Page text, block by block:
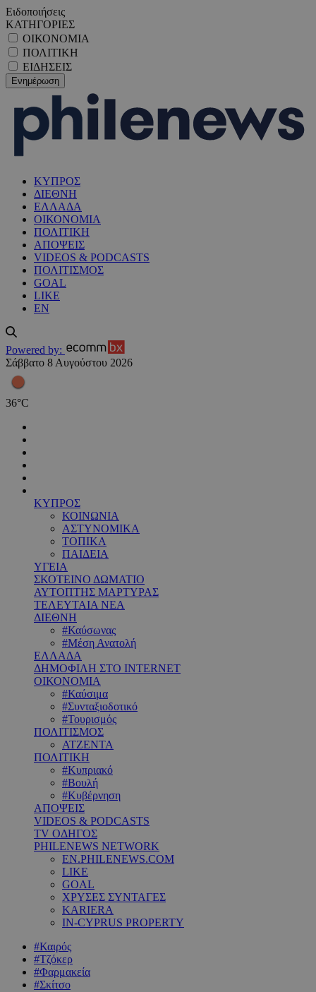
Ειδοποιήσεις
ΚΑΤΗΓΟΡΙΕΣ
ΟΙΚΟΝΟΜΙΑ
ΠΟΛΙΤΙΚΗ
ΕΙΔΗΣΕΙΣ
ΚΥΠΡΟΣ
ΔΙΕΘΝΗ
ΕΛΛΑΔΑ
ΟΙΚΟΝΟΜΙΑ
ΠΟΛΙΤΙΚΗ
ΑΠΟΨΕΙΣ
VIDEOS & PODCASTS
ΠΟΛΙΤΙΣΜΟΣ
GOAL
LIKE
EN
Powered by:
Σάββατο 8 Αυγούστου 2026
36°C
ΚΥΠΡΟΣ
ΚΟΙΝΩΝΙΑ
ΑΣΤΥΝΟΜΙΚΑ
ΤΟΠΙΚΑ
ΠΑΙΔΕΙΑ
ΥΓΕΙΑ
ΣΚΟΤΕΙΝΟ ΔΩΜΑΤΙΟ
ΑΥΤΟΠΤΗΣ ΜΑΡΤΥΡΑΣ
ΤΕΛΕΥΤΑΙΑ ΝΕΑ
ΔΙΕΘΝΗ
#Καύσωνας
#Μέση Ανατολή
ΕΛΛΑΔΑ
ΔΗΜΟΦΙΛΗ ΣΤΟ INTERNET
ΟΙΚΟΝΟΜΙΑ
#Καύσιμα
#Συνταξιοδοτικό
#Τουρισμός
ΠΟΛΙΤΙΣΜΟΣ
ΑΤΖΕΝΤΑ
ΠΟΛΙΤΙΚΗ
#Κυπριακό
#Βουλή
#Κυβέρνηση
ΑΠΟΨΕΙΣ
VIDEOS & PODCASTS
TV ΟΔΗΓΟΣ
PHILENEWS NETWORK
EN.PHILENEWS.COM
LIKE
GOAL
ΧΡΥΣΕΣ ΣΥΝΤΑΓΕΣ
KARIERA
IN-CYPRUS PROPERTY
#Καιρός
#Τζόκερ
#Φαρμακεία
#Σκίτσο